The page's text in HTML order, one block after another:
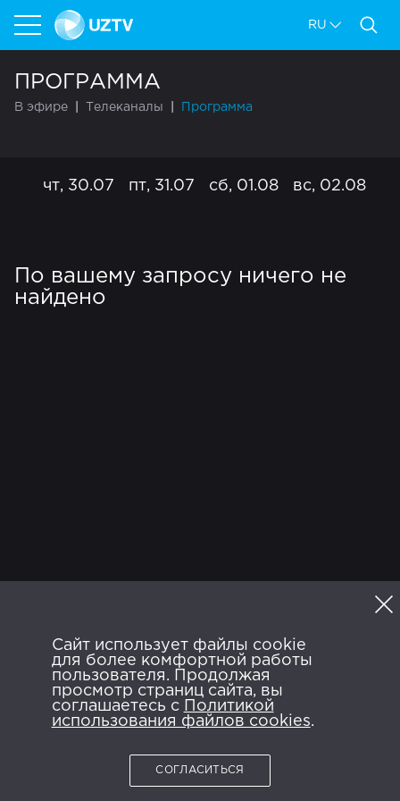
Сайт использует файлы cookie
для более комфортной работы
пользователя. Продолжая
просмотр страниц сайта, вы
соглашаетесь с
Политикой
использования файлов cookies.
СОГЛАСИТЬСЯ
RU
ПРОГРАММА
В эфире Телеканалы Программа
чт, 30.07 пт, 31.07 сб, 01.08 вс, 02.08
По вашему запросу ничего не
найдено
Программа
Политика конфиденциальности
Пользовательское соглашение
Google Play
AVAILABLE ON
App Store